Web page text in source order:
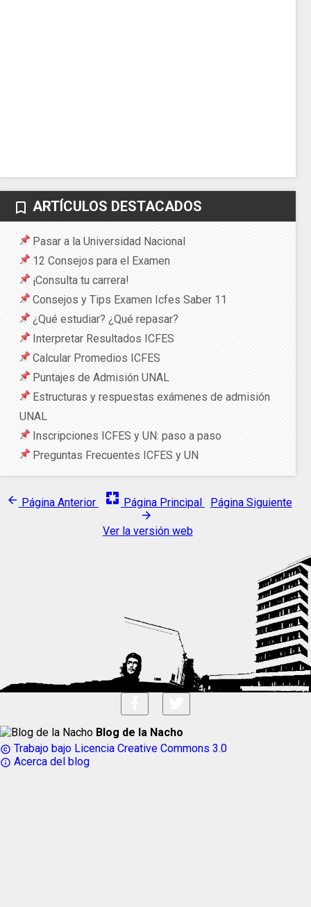
bookmark_border ARTÍCULOS DESTACADOS
Pasar a la Universidad Nacional
12 Consejos para el Examen
¡Consulta tu carrera!
Consejos y Tips Examen Icfes Saber 11
¿Qué estudiar? ¿Qué repasar?
Interpretar Resultados ICFES
Calcular Promedios ICFES
Puntajes de Admisión UNAL
Estructuras y respuestas exámenes de admisión
UNAL
Inscripciones ICFES y UN: paso a paso
Preguntas Frecuentes ICFES y UN
arrow_back Página Anterior pages Página Principal Página Siguiente
arrow_forward
Ver la versión web
Blog de la Nacho
copyright Trabajo bajo Licencia Creative Commons 3.0
info_outline Acerca del blog